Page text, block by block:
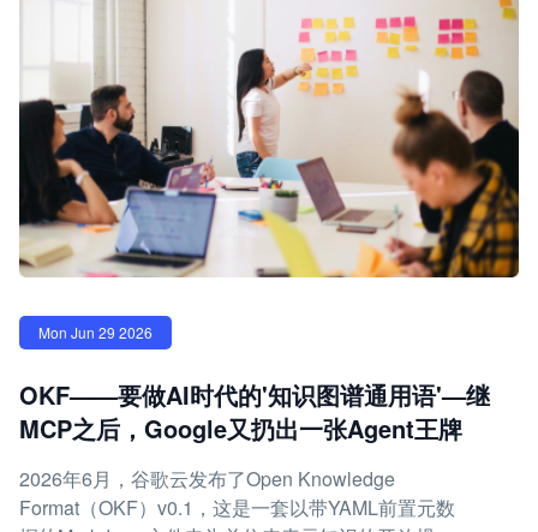
Mon Jun 29 2026
OKF——要做AI时代的'知识图谱通用语'—继
MCP之后，Google又扔出一张Agent王牌
2026年6月，谷歌云发布了Open Knowledge
Format（OKF）v0.1，这是一套以带YAML前置元数